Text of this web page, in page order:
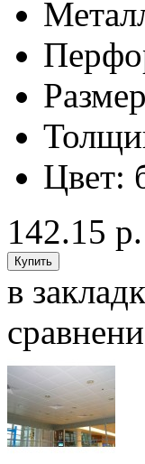
Цвет:
142.15 р.
в